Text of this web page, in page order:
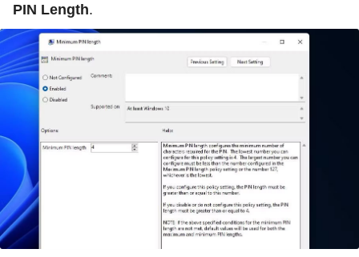
PIN Length.